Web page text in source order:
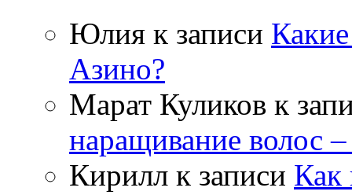
Юлия к записи
Азино?
Марат Куликов к
наращивание волос
Кирилл к записи Как